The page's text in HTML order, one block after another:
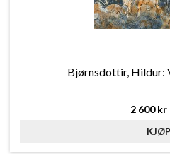
Bjørnsdottir, Hildur:
2 600 kr